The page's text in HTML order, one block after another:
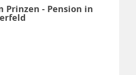
Prinzen - Pension in